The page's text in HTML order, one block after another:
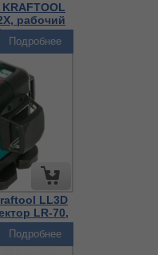
рабочий
LL3D
LR-70,
Подробнее
Подробнее